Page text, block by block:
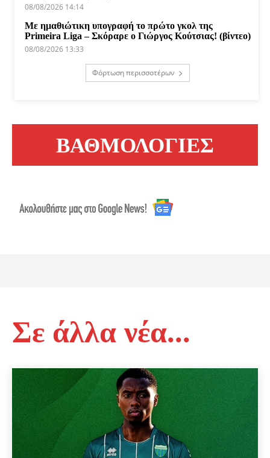
08/08/2026 14:14
Με ημαθιώτικη υπογραφή το πρώτο γκολ της
Primeira Liga – Σκόραρε ο Γιώργος Κούτσιας! (βίντεο)
08/08/2026 13:33
Φόρτωση περισσοτέρων
ΒΑΘΜΟΛΟΓΙΕΣ
Σε άλλα νέα...